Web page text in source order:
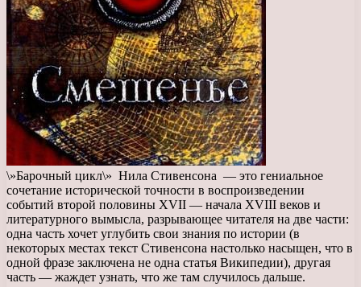
\»Барочный цикл\» Нила Стивенсона — это гениальное
сочетание исторической точности в воспроизведении
событий второй половины XVII — начала XVIII веков и
литературного вымысла, разрывающее читателя на две части:
одна часть хочет углубить свои знания по истории (в
некоторых местах текст Стивенсона настолько насыщен, что в
одной фразе заключена не одна статья Википедии), другая
часть — жаждет узнать, что же там случилось дальше.